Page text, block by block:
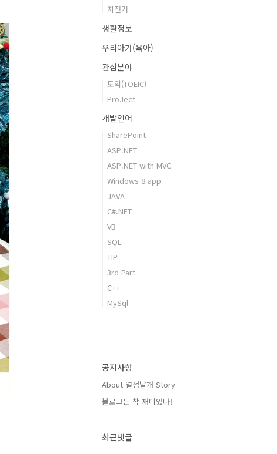
자전거
생활정보
우리아가(육아)
관심분야
토익(TOEIC)
ProJect
개발언어
SharePoint
ASP.NET
ASP.NET with MVC
Windows 8 app
JAVA
C#.NET
VB
SQL
TIP
3rd Part
C++
MySql
공지사항
About 열정날개 Story
블로그는 참 재미있다!
최근댓글